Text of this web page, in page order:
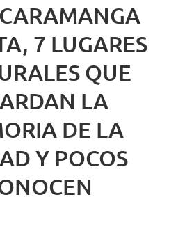
7 LUGARES
QUE
LA
DE LA
Y POCOS